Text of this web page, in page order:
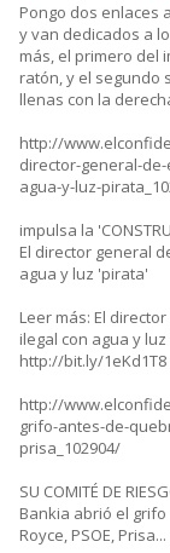
Pongo dos enlaces
y van dedicados a
más, el primero del
ratón, y el segundo
llenas con la
http://
director-general-
agua-y-luz-
impulsa la
El director general
agua y luz 'pirata'
Leer más: El
ilegal con agua y
http://bit.ly/1eKd1T8
http://
grifo-antes-de-
prisa_102904/
SU COMITÉ DE
Bankia abrió el grifo
Royce, PSOE, Prisa...